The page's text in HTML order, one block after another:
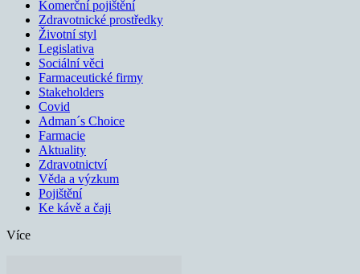
Komerční pojištění
Zdravotnické prostředky
Životní styl
Legislativa
Sociální věci
Farmaceutické firmy
Stakeholders
Covid
Adman´s Choice
Farmacie
Aktuality
Zdravotnictví
Věda a výzkum
Pojištění
Ke kávě a čaji
Více